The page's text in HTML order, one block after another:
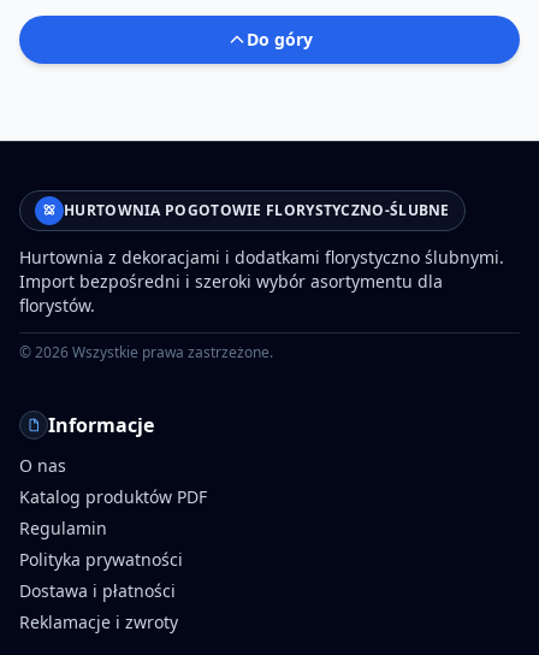
Do góry
HURTOWNIA POGOTOWIE FLORYSTYCZNO-ŚLUBNE
Hurtownia z dekoracjami i dodatkami florystyczno ślubnymi.
Import bezpośredni i szeroki wybór asortymentu dla
florystów.
©2026Wszystkie prawa zastrzeżone.
Informacje
O nas
Katalog produktów PDF
Regulamin
Polityka prywatności
Dostawa i płatności
Reklamacje i zwroty